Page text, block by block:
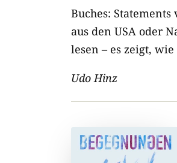
Buches:
aus den USA oder
lesen – es zeigt,
Udo Hinz